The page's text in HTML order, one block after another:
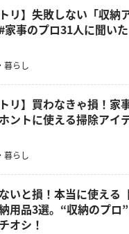
トリ】失敗しない「収納
家事のプロ31人に聞いた
暮らし
トリ】買わなきゃ損！家
ントに使える掃除アイ
暮らし
いと損！本当に使える
用品3選。“収納のプロ
オシ！